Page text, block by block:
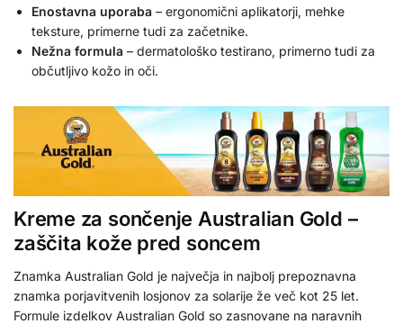
Enostavna uporaba – ergonomični aplikatorji, mehke
teksture, primerne tudi za začetnike.
Nežna formula – dermatološko testirano, primerno tudi za
občutljivo kožo in oči.
Kreme za sončenje Australian Gold –
zaščita kože pred soncem
Znamka Australian Gold je največja in najbolj prepoznavna
znamka porjavitvenih losjonov za solarije že več kot 25 let.
Formule izdelkov Australian Gold so zasnovane na naravnih